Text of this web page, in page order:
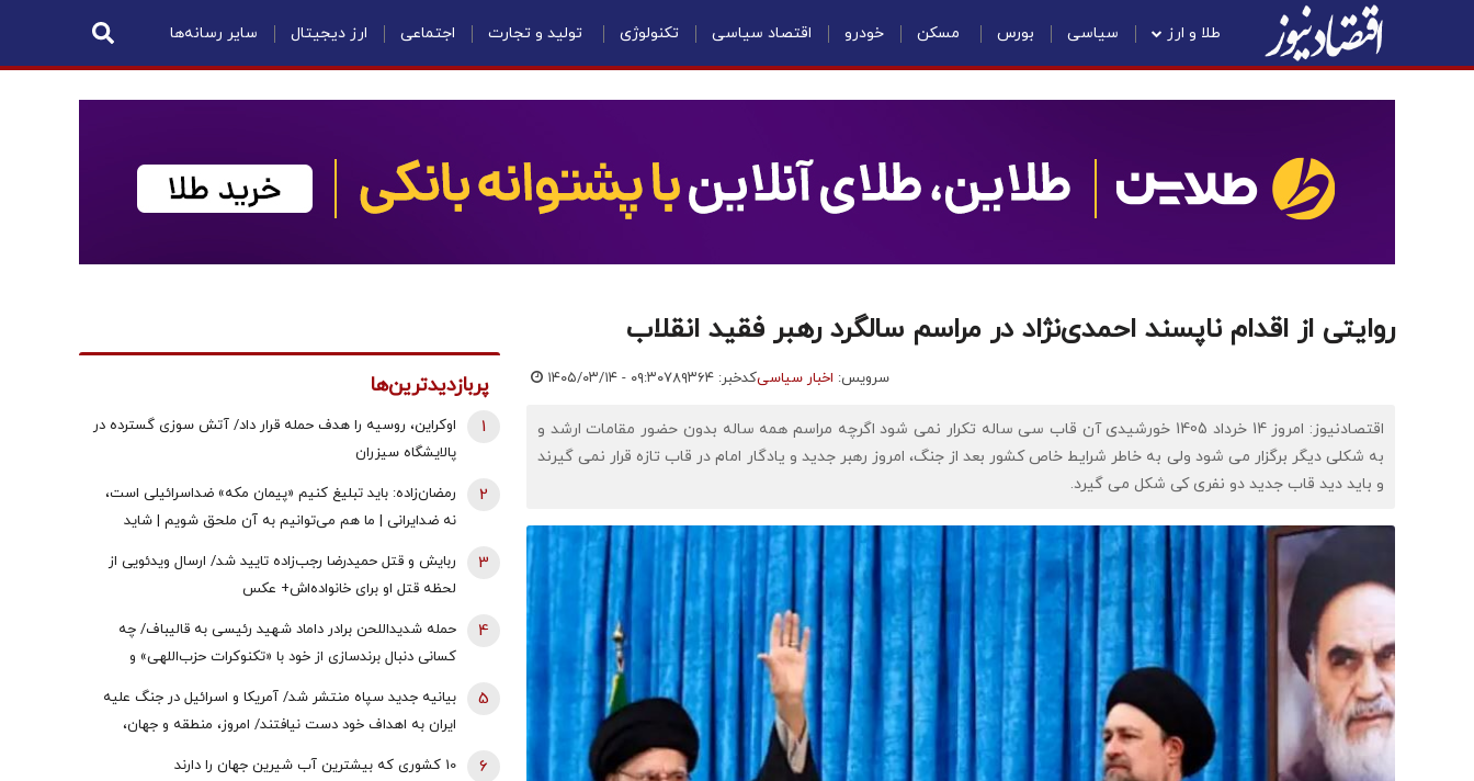
طلا و ارز سیاسی بورس مسکن خودرو اقتصاد سیاسی تکنولوژی تولید و تجارت اجتماعی ارز دیجیتال سایر رسانه‌ها
روایتی از اقدام ناپسند احمدی‌نژاد در مراسم سالگرد رهبر فقید انقلاب
سرویس: اخبار سیاسیکدخبر: ۷۸۹۳۶۴ ۱۴۰۵/۰۳/۱۴ - ۰۹:۳۰
اقتصادنیوز: امروز 14 خرداد 1405 خورشیدی آن قاب سی ساله تکرار نمی شود اگرچه مراسم همه ساله بدون حضور مقامات ارشد و
به شکلی دیگر برگزار می شود ولی به خاطر شرایط خاص کشور بعد از جنگ، امروز رهبر جدید و یادگار امام در قاب تازه قرار نمی گیرند
و باید دید قاب جدید دو نفری کی شکل می گیرد.
پربازدیدترین‌ها
اوکراین، روسیه را هدف حمله قرار داد/ آتش سوزی گسترده در
پالایشگاه سیزران
1
رمضان‌زاده: باید تبلیغ کنیم «پیمان مکه» ضداسرائیلی است،
نه ضدایرانی | ما هم می‌توانیم به آن ملحق شویم | شاید
2
ربایش و قتل حمیدرضا رجب‌زاده تایید شد/ ارسال ویدئویی از
لحظه قتل او برای خانواده‌اش+ عکس
3
حمله شدیداللحن برادر داماد شهید رئیسی به قالیباف/ چه
کسانی دنبال برندسازی از خود با «تکنوکرات حزب‌اللهی» و
4
بیانیه جدید سپاه منتشر شد/ آمریکا و اسرائیل در جنگ علیه
ایران به اهداف خود دست نیافتند/ امروز، منطقه و جهان،
5
10 کشوری که بیشترین آب شیرین جهان را دارند 6